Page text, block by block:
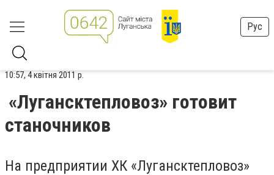
Рус
10:57, 4 квітня 2011 р.
«Лугансктепловоз» готовит
станочников
На предприятии ХК «Лугансктепловоз»